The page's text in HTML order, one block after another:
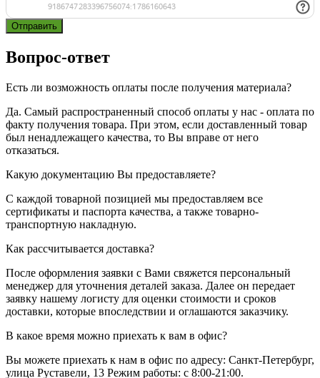
Вопрос-ответ
Есть ли возможность оплаты после получения материала?
Да. Самый распространенный способ оплаты у нас - оплата по
факту получения товара. При этом, если доставленный товар
был ненадлежащего качества, то Вы вправе от него
отказаться.
Какую документацию Вы предоставляете?
С каждой товарной позицией мы предоставляем все
сертификаты и паспорта качества, а также товарно-
транспортную накладную.
Как рассчитывается доставка?
После оформления заявки с Вами свяжется персональный
менеджер для уточнения деталей заказа. Далее он передает
заявку нашему логисту для оценки стоимости и сроков
доставки, которые впоследствии и оглашаются заказчику.
В какое время можно приехать к вам в офис?
Вы можете приехать к нам в офис по адресу: Санкт-Петербург,
улица Руставели, 13 Режим работы: с 8:00-21:00.